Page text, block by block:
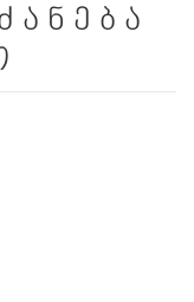
ნ ე ბ ა